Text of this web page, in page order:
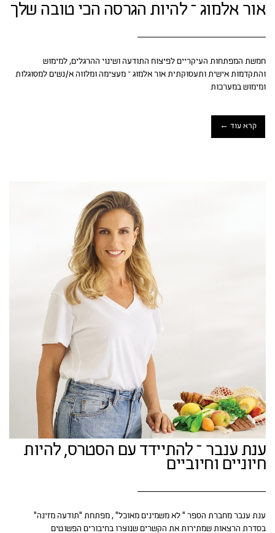
אור אלמוג – להיות הגרסה הכי טובה שלך
חמשת המפתחות העיקריים לפיצוח התודעה ושינוי ההרגלים, למימוש
והתקדמות אישית ותעסוקתית אור אלמוג – מעצימה ומלווה א/נשים למסוגלות
ומימוש במערכות
קרא עוד ←
ענת ענבר – להתיידד עם הסטרס, להיות
חיוניים וחיוביים
ענת ענבר מחברת הספר ״ לא משמינים מאוכל״ , מפתחת ״תודעה מזינה״
בסדרת הרצאות שמתירות את הקשרים שנוצרו בחיבורים הפשוטים